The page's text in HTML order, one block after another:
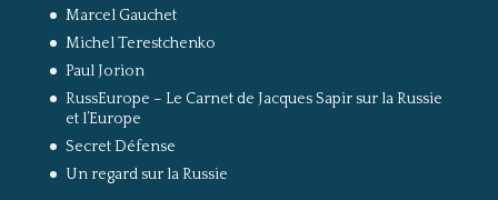
Marcel Gauchet
Michel Terestchenko
Paul Jorion
RussEurope – Le Carnet de Jacques Sapir sur la Russie
et l’Europe
Secret Défense
Un regard sur la Russie